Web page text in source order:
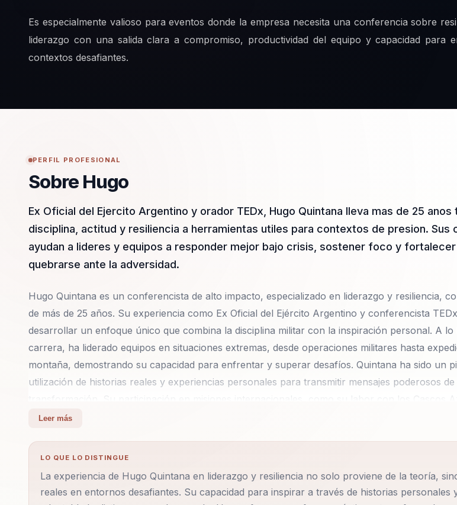
Es especialmente valioso para eventos donde la empresa necesita una conferencia sobre
liderazgo con una salida clara a compromiso, productividad del equipo y capacidad para
contextos desafiantes.
PERFIL PROFESIONAL
Sobre Hugo
Ex Oficial del Ejercito Argentino y orador TEDx, Hugo Quintana lleva mas de 25 anos
disciplina, actitud y resiliencia a herramientas utiles para contextos de presion. Sus
ayudan a lideres y equipos a responder mejor bajo crisis, sostener foco y
quebrarse ante la adversidad.
Hugo Quintana es un conferencista de alto impacto, especializado en liderazgo y resiliencia,
de más de 25 años. Su experiencia como Ex Oficial del Ejército Argentino y conferencista
desarrollar un enfoque único que combina la disciplina militar con la inspiración personal. A lo
carrera, ha liderado equipos en situaciones extremas, desde operaciones militares hasta
montaña, demostrando su capacidad para enfrentar y superar desafíos. Quintana ha sido un
utilización de historias reales y experiencias personales para transmitir mensajes poderosos
su experiencia en el Cerro Aconcagua, son testimonio de su habilidad para operar en
Joaquín, en oportunidades para inspirar a otros. Organiza un torneo anual de Rugby Seven en
Las empresas que han contado con sus conferencias destacan la mejora en la actitud, el
productividad de sus colaboradores. Hugo no solo habla de resiliencia y liderazgo, sino que lo
Leer más
LO QUE LO DISTINGUE
La experiencia de Hugo Quintana en liderazgo y resiliencia no solo proviene de la teoría,
reales en entornos desafiantes. Su capacidad para inspirar a través de historias personales